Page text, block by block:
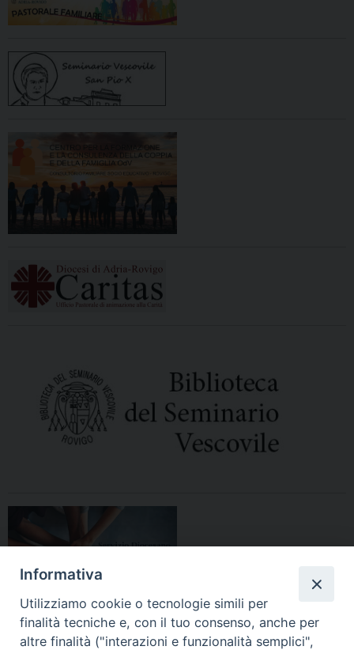
Informativa
Utilizziamo cookie o tecnologie simili per
finalità tecniche e, con il tuo consenso, anche per
altre finalità ("interazioni e funzionalità semplici",